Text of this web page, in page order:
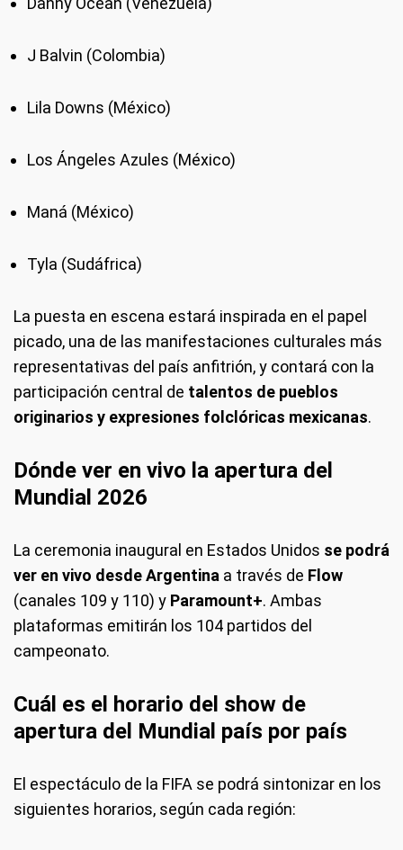
J Balvin (Colombia)
Lila Downs (México)
Los Ángeles Azules (México)
Maná (México)
Tyla (Sudáfrica)
La puesta en escena estará inspirada en el papel
picado, una de las manifestaciones culturales más
representativas del país anfitrión, y contará con la
participación central de talentos de pueblos
originarios y expresiones folclóricas mexicanas.
Dónde ver en vivo la apertura del
Mundial 2026
La ceremonia inaugural en Estados Unidos se podrá
ver en vivo desde Argentina a través de Flow
(canales 109 y 110) y Paramount+. Ambas
plataformas emitirán los 104 partidos del
campeonato.
Cuál es el horario del show de
apertura del Mundial país por país
El espectáculo de la FIFA se podrá sintonizar en los
siguientes horarios, según cada región: